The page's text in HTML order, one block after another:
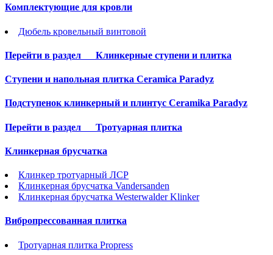
Комплектующие для кровли
Дюбель кровельный винтовой
Перейти в раздел Клинкерные ступени и плитка
Cтупени и напольная плитка Ceramica Paradyz
Подступенок клинкерный и плинтус Ceramika Paradyz
Перейти в раздел Тротуарная плитка
Клинкерная брусчатка
Клинкер тротуарный ЛСР
Клинкерная брусчатка Vandersanden
Клинкерная брусчатка Westerwalder Klinker
Вибропрессованная плитка
Тротуарная плитка Propress